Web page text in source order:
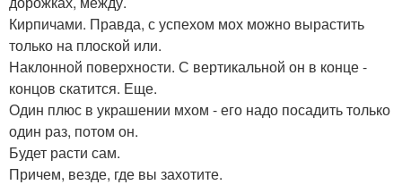
Кирпичами. Правда, с успехом мох можно вырастить
только на плоской или.
Наклонной поверхности. С вертикальной он в конце -
концов скатится. Еще.
Один плюс в украшении мхом - его надо посадить только
один раз, потом он.
Будет расти сам.
Причем, везде, где вы захотите.